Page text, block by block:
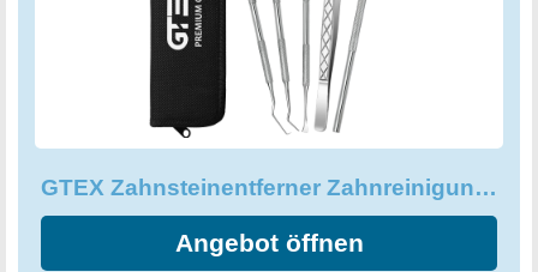
mitzunehmen. Bestellen Sie jetzt das GTEX
Zahnsteinentferner Set und genießen Sie eine strahlende
Mundgesundheit und ein tolles Lächeln!
GTEX Zahnsteinentferner Zahnreinigung Set, Zahnpflege Set
Angebot öffnen